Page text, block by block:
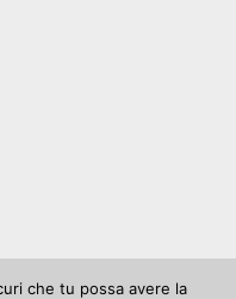
che tu possa avere la